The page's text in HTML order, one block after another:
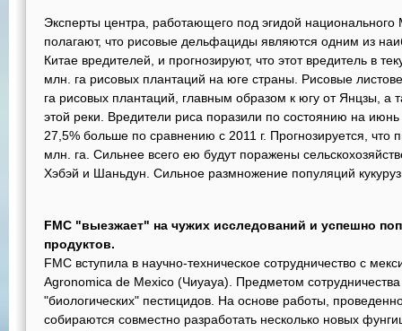
Эксперты центра, работающего под эгидой национального
полагают, что рисовые дельфациды являются одним из
Китае вредителей, и прогнозируют, что этот вредитель в
млн. га рисовых плантаций на юге страны. Рисовые
га рисовых плантаций, главным образом к югу от Янцзы, а
этой реки. Вредители риса поразили по состоянию на
27,5% больше по сравнению с 2011 г. Прогнозируется, что
млн. га. Сильнее всего ею будут поражены
Хэбэй и Шаньдун. Сильное размножение популяций
FMC "выезжает" на чужих исследований и успешно
продуктов.
FMC вступила в научно-техническое сотрудничество с
Agronomica de Mexico (Чиуауа). Предметом
"биологических" пестицидов. На основе работы,
собираются совместно разработать несколько новых